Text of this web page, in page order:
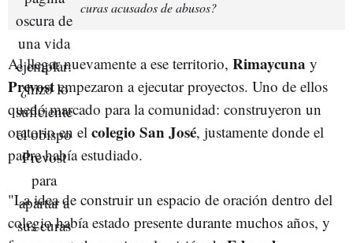
curas acusados de abusos?
Al llegar nuevamente a ese territorio, Rimaycuna y
Prevostempezaron a ejecutar proyectos. Uno de ellos
quedó marcado para la comunidad: construyeron un
oratorio en el colegio San José, justamente donde el
padre había estudiado.
"La idea de construir un espacio de oración dentro del
colegio había estado presente durante muchos años, y